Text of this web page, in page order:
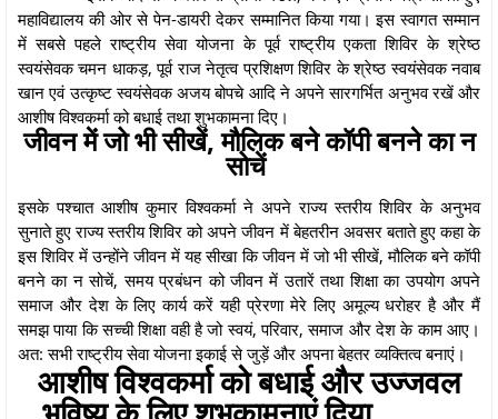
महाविद्यालय की ओर से पेन-डायरी देकर सम्मानित किया गया। इस स्वागत सम्मान
में सबसे पहले राष्ट्रीय सेवा योजना के पूर्व राष्ट्रीय एकता शिविर के श्रेष्ठ
स्वयंसेवक चमन धाकड़, पूर्व राज नेतृत्व प्रशिक्षण शिविर के श्रेष्ठ स्वयंसेवक नवाब
खान एवं उत्कृष्ट स्वयंसेवक अजय बोपचे आदि ने अपने सारगर्भित अनुभव रखें और
आशीष विश्वकर्मा को बधाई तथा शुभकामना दिए।
जीवन में जो भी सीखें, मौलिक बने कॉपी बनने का न
सोचें
इसके पश्चात आशीष कुमार विश्वकर्मा ने अपने राज्य स्तरीय शिविर के अनुभव
सुनाते हुए राज्य स्तरीय शिविर को अपने जीवन में बेहतरीन अवसर बताते हुए कहा के
इस शिविर में उन्होंने जीवन में यह सीखा कि जीवन में जो भी सीखें, मौलिक बने कॉपी
बनने का न सोचें, समय प्रबंधन को जीवन में उतारें तथा शिक्षा का उपयोग अपने
समाज और देश के लिए कार्य करें यही प्रेरणा मेरे लिए अमूल्य धरोहर है और मैं
समझ पाया कि सच्ची शिक्षा वही है जो स्वयं, परिवार, समाज और देश के काम आए।
अत: सभी राष्ट्रीय सेवा योजना इकाई से जुड़ें और अपना बेहतर व्यक्तित्व बनाएं।
आशीष विश्वकर्मा को बधाई और उज्जवल